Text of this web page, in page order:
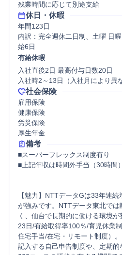
残業時間に応じて別途支給
休日・休暇
年間123日
内訳：完全週休二日制、土曜 日
始6日
有給休暇
入社直後2日 最高付与日数20日
入社時2～13日（入社月により異
社会保険
雇用保険
健康保険
労災保険
厚生年金
備考
■スーパーフレックス制度有り
■上記年収は時間外手当（30時間
【魅力】NTTデータGは33年連
が強みです。NTTデータ東北で
く、仙台で長期的に働ける環境
23日/有給取得率100％/育児休業
住宅手当/在宅・リモート制度）
記入する自己申告制度や、定期